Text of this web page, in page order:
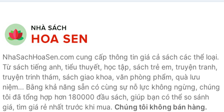
NhaSachHoaSen.com cung cấp thông tin giá cả sách các thể loại.
Từ sách tiếng anh, tiểu thuyết, học tập, sách trẻ em, truyện tranh,
truyện trinh thám, sách giao khoa, văn phòng phẩm, quà lưu
niệm... Bằng khả năng sẵn có cùng sự nỗ lực không ngừng, chúng
tôi đã tổng hợp hơn 180000 đầu sách, giúp bạn có thể so sánh
giá, tìm giá rẻ nhất trước khi mua. Chúng tôi không bán hàng.